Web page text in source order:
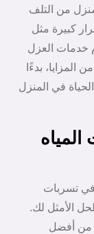
من التلف
كبيرة مثل
خدمات العزل
بدءًا
في المنزل
تسربات
الأمثل لك.
من أفضل